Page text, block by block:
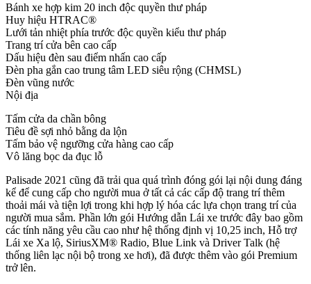
Bánh xe hợp kim 20 inch độc quyền thư pháp
Huy hiệu HTRAC®
Lưới tản nhiệt phía trước độc quyền kiểu thư pháp
Trang trí cửa bên cao cấp
Dấu hiệu đèn sau điểm nhấn cao cấp
Đèn pha gắn cao trung tâm LED siêu rộng (CHMSL)
Đèn vũng nước
Nội địa
Tấm cửa da chần bông
Tiêu đề sợi nhỏ bằng da lộn
Tấm bảo vệ ngưỡng cửa hàng cao cấp
Vô lăng bọc da đục lỗ
Palisade 2021 cũng đã trải qua quá trình đóng gói lại nội dung đáng
kể để cung cấp cho người mua ở tất cả các cấp độ trang trí thêm
thoải mái và tiện lợi trong khi hợp lý hóa các lựa chọn trang trí của
người mua sắm. Phần lớn gói Hướng dẫn Lái xe trước đây bao gồm
các tính năng yêu cầu cao như hệ thống định vị 10,25 inch, Hỗ trợ
Lái xe Xa lộ, SiriusXM® Radio, Blue Link và Driver Talk (hệ
thống liên lạc nội bộ trong xe hơi), đã được thêm vào gói Premium
trở lên.